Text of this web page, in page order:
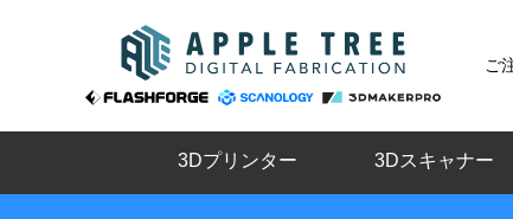
ご
3Dプリンター 3Dスキャナー